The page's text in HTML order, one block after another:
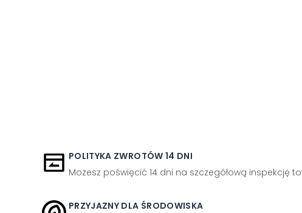
POLITYKA ZWROTÓW 14 DNI
Możesz poświęcić 14 dni na szczegółową inspekcję
PRZYJAZNY DLA ŚRODOWISKA